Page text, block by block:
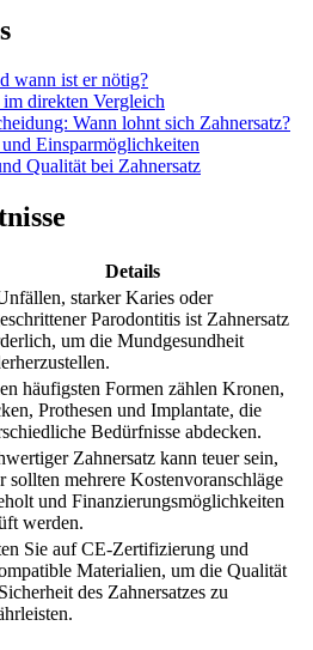
wann ist er nötig?
direkten Vergleich
Wann lohnt sich Zahnersatz?
Einsparmöglichkeiten
Qualität bei Zahnersatz
Details
starker Karies oder
Parodontitis ist Zahnersatz
um die Mundgesundheit
häufigsten Formen zählen Kronen,
Prothesen und Implantate, die
Bedürfnisse abdecken.
Zahnersatz kann teuer sein,
sollten mehrere Kostenvoranschläge
und Finanzierungsmöglichkeiten
werden.
Sie auf CE-Zertifizierung und
Materialien, um die Qualität
des Zahnersatzes zu